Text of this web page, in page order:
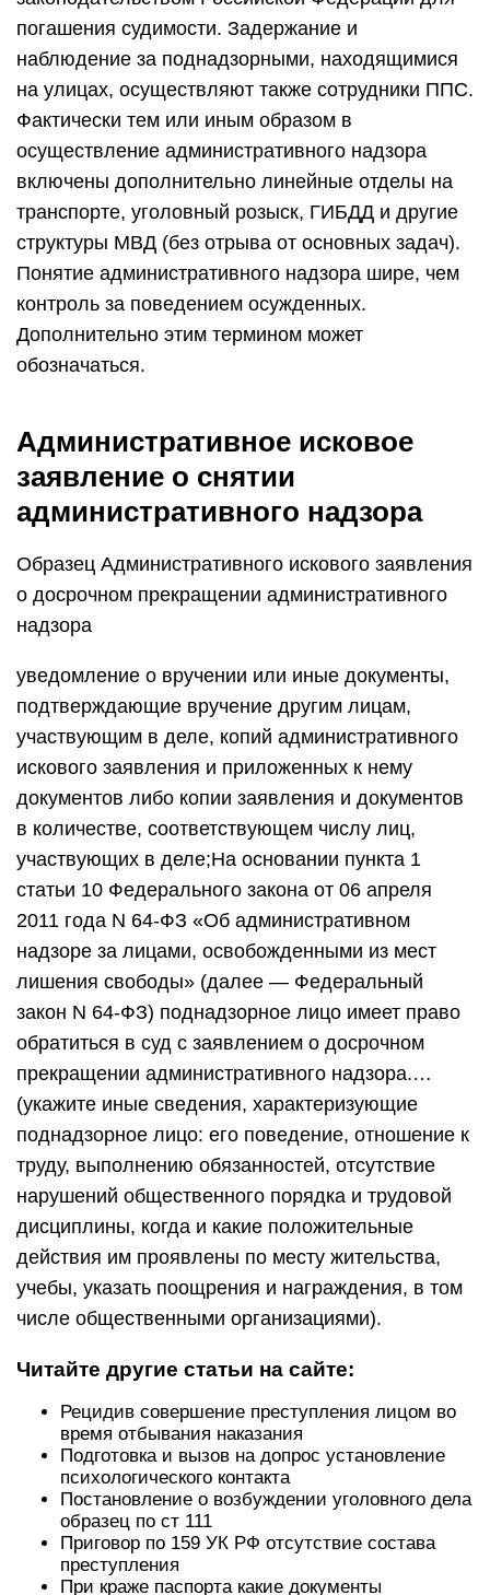
погашения судимости. Задержание и
наблюдение за поднадзорными, находящимися
на улицах, осуществляют также сотрудники ППС.
Фактически тем или иным образом в
осуществление административного надзора
включены дополнительно линейные отделы на
транспорте, уголовный розыск, ГИБДД и другие
структуры МВД (без отрыва от основных задач).
Понятие административного надзора шире, чем
контроль за поведением осужденных.
Дополнительно этим термином может
обозначаться.
Административное исковое
заявление о снятии
административного надзора
Образец Административного искового заявления
о досрочном прекращении административного
надзора
уведомление о вручении или иные документы,
подтверждающие вручение другим лицам,
участвующим в деле, копий административного
искового заявления и приложенных к нему
документов либо копии заявления и документов
в количестве, соответствующем числу лиц,
участвующих в деле;На основании пункта 1
статьи 10 Федерального закона от 06 апреля
2011 года N 64-ФЗ «Об административном
надзоре за лицами, освобожденными из мест
лишения свободы» (далее — Федеральный
закон N 64-ФЗ) поднадзорное лицо имеет право
обратиться в суд с заявлением о досрочном
прекращении административного надзора.…
(укажите иные сведения, характеризующие
поднадзорное лицо: его поведение, отношение к
труду, выполнению обязанностей, отсутствие
нарушений общественного порядка и трудовой
дисциплины, когда и какие положительные
действия им проявлены по месту жительства,
учебы, указать поощрения и награждения, в том
числе общественными организациями).
Читайте другие статьи на сайте:
Рецидив совершение преступления лицом во
время отбывания наказания
Подготовка и вызов на допрос установление
психологического контакта
Постановление о возбуждении уголовного дела
образец по ст 111
Приговор по 159 УК РФ отсутствие состава
преступления
При краже паспорта какие документы